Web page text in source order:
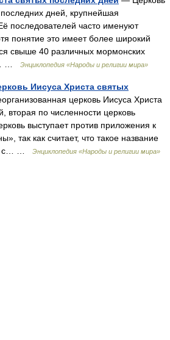
дней, крупнейшая
последователей часто именуют
понятие это имеет более широкий
свыше 40 различных мормонских
…
Энциклопедия «Народы и религии мира»
Иисуса Христа святых
церковь Иисуса Христа
вторая по численности церковь
выступает против приложения к
так как считает, что такое название
с… …
Энциклопедия «Народы и религии мира»